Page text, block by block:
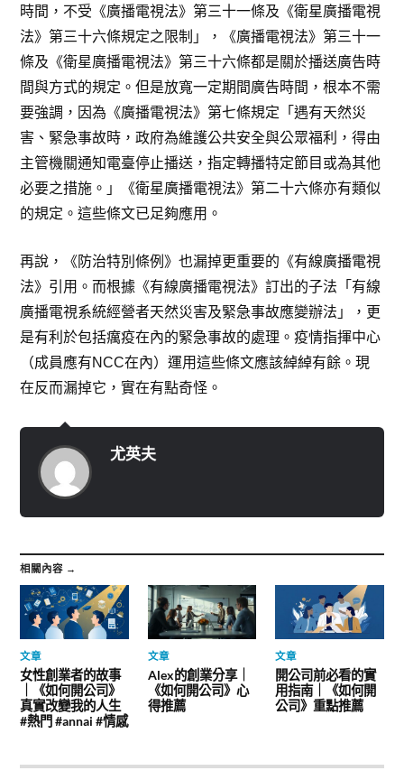
時間，不受《廣播電視法》第三十一條及《衛星廣播電視
法》第三十六條規定之限制」，《廣播電視法》第三十一
條及《衛星廣播電視法》第三十六條都是關於播送廣告時
間與方式的規定。但是放寬一定期間廣告時間，根本不需
要強調，因為《廣播電視法》第七條規定「遇有天然災
害、緊急事故時，政府為維護公共安全與公眾福利，得由
主管機關通知電臺停止播送，指定轉播特定節目或為其他
必要之措施。」《衛星廣播電視法》第二十六條亦有類似
的規定。這些條文已足夠應用。
再說，《防治特別條例》也漏掉更重要的《有線廣播電視
法》引用。而根據《有線廣播電視法》訂出的子法「有線
廣播電視系統經營者天然災害及緊急事故應變辦法」，更
是有利於包括癘疫在內的緊急事故的處理。疫情指揮中心
（成員應有NCC在內）運用這些條文應該綽綽有餘。現
在反而漏掉它，實在有點奇怪。
尤英夫
相關內容 →
文章
女性創業者的故事
｜《如何開公司》
真實改變我的人生
#熱門 #annai #情感
文章
Alex的創業分享｜
《如何開公司》心
得推薦
文章
開公司前必看的實
用指南｜《如何開
公司》重點推薦